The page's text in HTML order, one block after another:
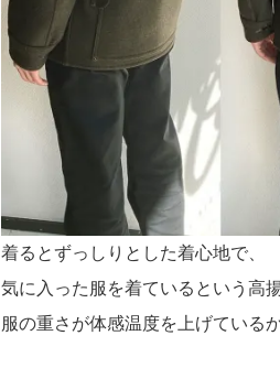
着るとずっしりとした着心地で、
気に入った服を着ているという高
服の重さが体感温度を上げている